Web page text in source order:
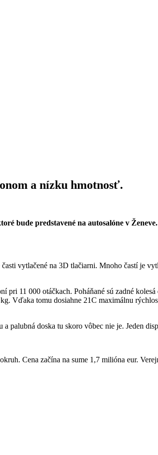
a nízku hmotnosť.
bude predstavené na autosalóne v
vytlačené na 3D tlačiarni. Mnoho častí je
11 000 otáčkach. Poháňané sú zadné
Vďaka tomu dosiahne 21C maximálnu
palubná doska tu skoro vôbec nie je. Jeden
Cena začína na sume 1,7 milióna eur.